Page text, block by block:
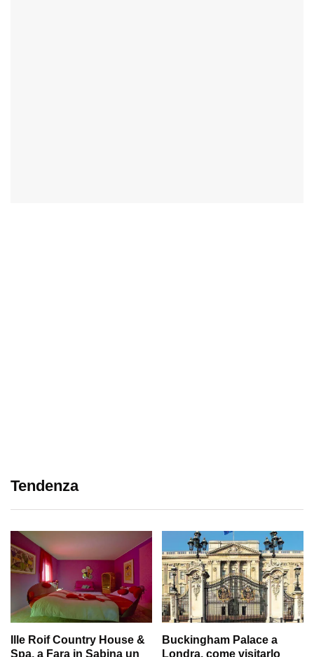
Tendenza
Ille Roif Country House &
Spa, a Fara in Sabina un
Buckingham Palace a
Londra, come visitarlo